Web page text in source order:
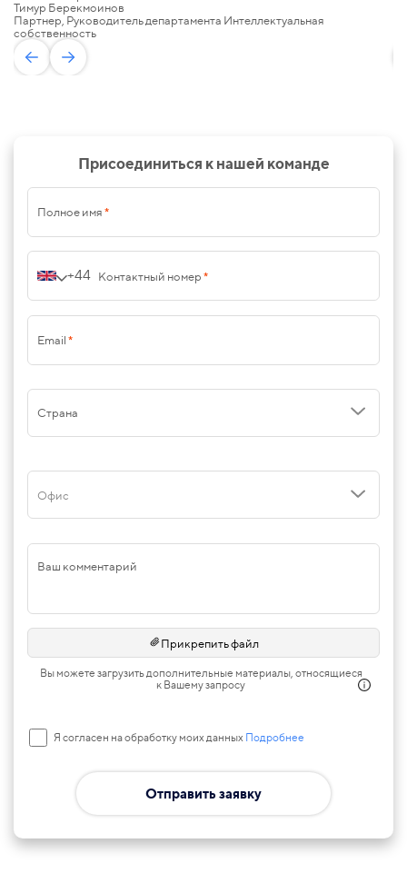
Тимур Берекмоинов
Партнер, Руководитель департамента Интеллектуальная
собственность
Присоединиться к нашей команде
Полное имя*
+44 Контактный номер*
Email*
Страна
Офис
Ваш комментарий
Прикрепить файл
Вы можете загрузить дополнительные материалы, относящиеся
к Вашему запросу
Я согласен на обработку моих данных Подробнее
Отправить заявку